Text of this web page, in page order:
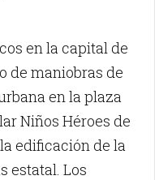
en la capital de
de maniobras de
en la plaza
Niños Héroes de
edificación de la
estatal. Los